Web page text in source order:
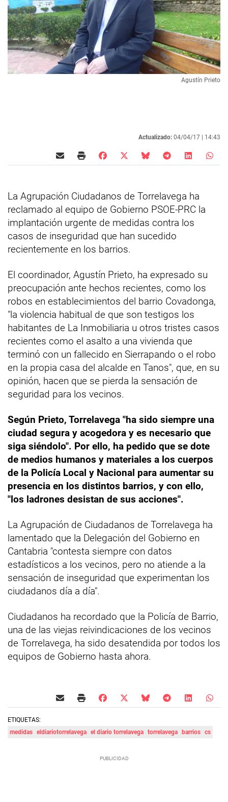
Agustín Prieto
Actualizado: 04/04/17 | 14:43
La Agrupación Ciudadanos de Torrelavega ha
reclamado al equipo de Gobierno PSOE-PRC la
implantación urgente de medidas contra los
casos de inseguridad que han sucedido
recientemente en los barrios.
El coordinador, Agustín Prieto, ha expresado su
preocupación ante hechos recientes, como los
robos en establecimientos del barrio Covadonga,
"la violencia habitual de que son testigos los
habitantes de La Inmobiliaria u otros tristes casos
recientes como el asalto a una vivienda que
terminó con un fallecido en Sierrapando o el robo
en la propia casa del alcalde en Tanos", que, en su
opinión, hacen que se pierda la sensación de
seguridad para los vecinos.
Según Prieto, Torrelavega "ha sido siempre una
ciudad segura y acogedora y es necesario que
siga siéndolo". Por ello, ha pedido que se dote
de medios humanos y materiales a los cuerpos
de la Policía Local y Nacional para aumentar su
presencia en los distintos barrios, y con ello,
"los ladrones desistan de sus acciones".
La Agrupación de Ciudadanos de Torrelavega ha
lamentado que la Delegación del Gobierno en
Cantabria "contesta siempre con datos
estadísticos a los vecinos, pero no atiende a la
sensación de inseguridad que experimentan los
ciudadanos día a día".
Ciudadanos ha recordado que la Policía de Barrio,
una de las viejas reivindicaciones de los vecinos
de Torrelavega, ha sido desatendida por todos los
equipos de Gobierno hasta ahora.
ETIQUETAS:
medidas eldiariotorrelavega el diario torrelavega torrelavega barrios cs